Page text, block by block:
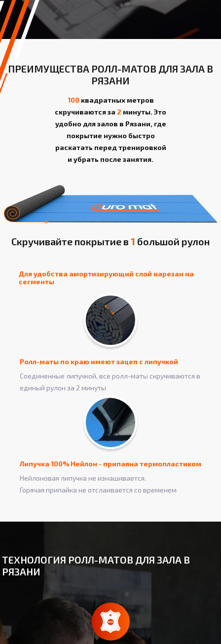
ПРЕИМУЩЕСТВА РОЛЛ-МАТОВ ДЛЯ ЗАЛА В
РЯЗАНИ
100квадратных метров
скручиваются за 2 минуты. Это
удобно для залов в Рязани, где
покрытие нужно быстро
раскатать перед тренировкой
и убрать после занятия.
Скручивайте покрытие в 1 большой рулон
Для удобства амортизирующий слой нарезан на
сегменты
Ролл-маты по краю имеют зацеп с липучкой
Соединенные липучкой, все ролл-маты скручиваются в
единый рулон за 2 минуты
Липучка 100% Нейлон - припаяна термопластиком
Нейлоновая липучка не изнашивается.
Горячая припайка не отслаивается со временем
ТЕХНОЛОГИЯ РОЛЛ-МАТОВ ДЛЯ ЗАЛА В
РЯЗАНИ